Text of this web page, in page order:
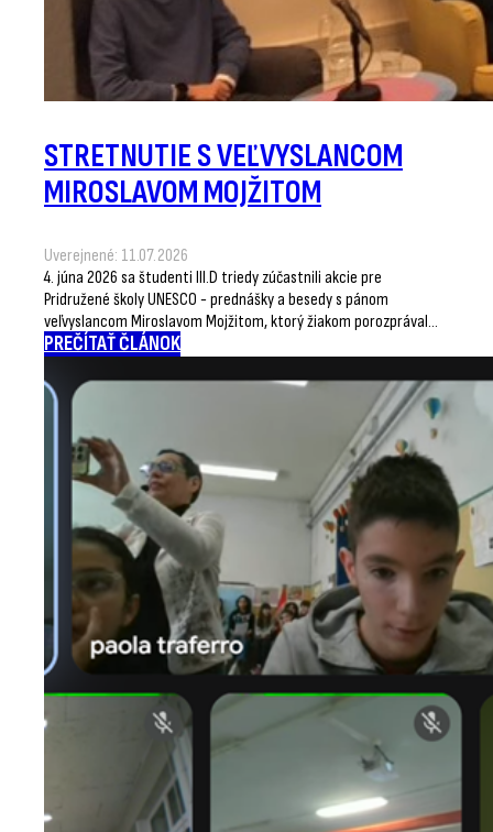
STRETNUTIE S VEĽVYSLANCOM
MIROSLAVOM MOJŽITOM
Uverejnené: 11.07.2026
4. júna 2026 sa študenti III.D triedy zúčastnili akcie pre
Pridružené školy UNESCO - prednášky a besedy s pánom
veľvyslancom Miroslavom Mojžitom, ktorý žiakom porozprával…
PREČÍTAŤ ČLÁNOK